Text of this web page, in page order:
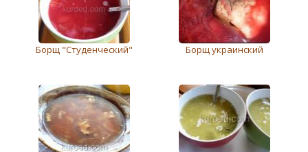
Борщ "Студенческий" Борщ украинский